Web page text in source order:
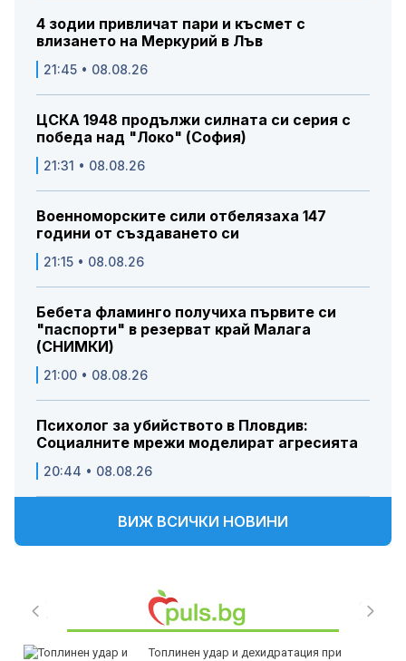
4 зодии привличат пари и късмет с
влизането на Меркурий в Лъв
21:45 • 08.08.26
ЦСКА 1948 продължи силната си серия с
победа над "Локо" (София)
21:31 • 08.08.26
Военноморските сили отбелязаха 147
години от създаването си
21:15 • 08.08.26
Бебета фламинго получиха първите си
"паспорти" в резерват край Малага
(СНИМКИ)
21:00 • 08.08.26
Психолог за убийството в Пловдив:
Социалните мрежи моделират агресията
20:44 • 08.08.26
ВИЖ ВСИЧКИ НОВИНИ
Топлинен удар и дехидратация при